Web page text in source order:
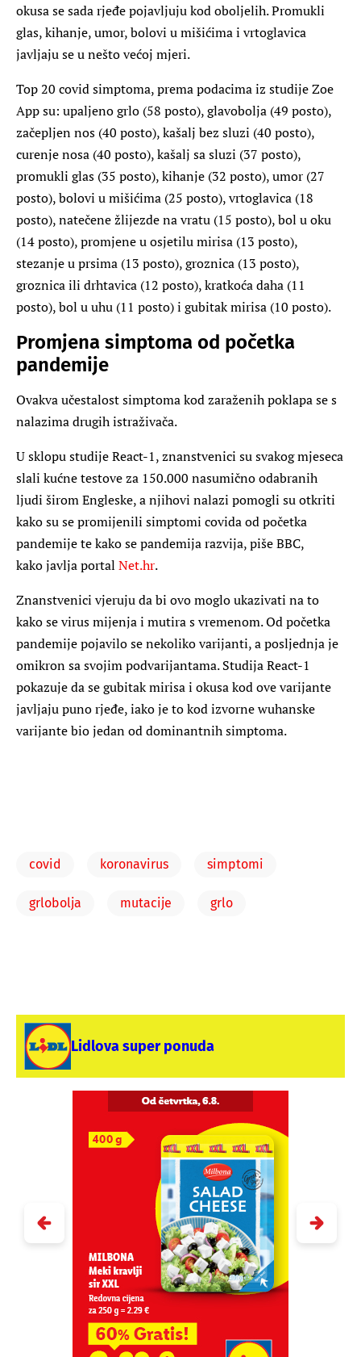
okusa se sada rjeđe pojavljuju kod oboljelih. Promukli
glas, kihanje, umor, bolovi u mišićima i vrtoglavica
javljaju se u nešto većoj mjeri.
Top 20 covid simptoma, prema podacima iz studije Zoe
App su: upaljeno grlo (58 posto), glavobolja (49 posto),
začepljen nos (40 posto), kašalj bez sluzi (40 posto),
curenje nosa (40 posto), kašalj sa sluzi (37 posto),
promukli glas (35 posto), kihanje (32 posto), umor (27
posto), bolovi u mišićima (25 posto), vrtoglavica (18
posto), natečene žlijezde na vratu (15 posto), bol u oku
(14 posto), promjene u osjetilu mirisa (13 posto),
stezanje u prsima (13 posto), groznica (13 posto),
groznica ili drhtavica (12 posto), kratkoća daha (11
posto), bol u uhu (11 posto) i gubitak mirisa (10 posto).
Promjena simptoma od početka
pandemije
Ovakva učestalost simptoma kod zaraženih poklapa se s
nalazima drugih istraživača.
U sklopu studije React-1, znanstvenici su svakog mjeseca
slali kućne testove za 150.000 nasumično odabranih
ljudi širom Engleske, a njihovi nalazi pomogli su otkriti
kako su se promijenili simptomi covida od početka
pandemije te kako se pandemija razvija, piše BBC,
kako javlja portal Net.hr.
Znanstvenici vjeruju da bi ovo moglo ukazivati na to
kako se virus mijenja i mutira s vremenom. Od početka
pandemije pojavilo se nekoliko varijanti, a posljednja je
omikron sa svojim podvarijantama. Studija React-1
pokazuje da se gubitak mirisa i okusa kod ove varijante
javljaju puno rjeđe, iako je to kod izvorne wuhanske
varijante bio jedan od dominantnih simptoma.
covid koronavirus simptomi
grlobolja mutacije grlo
Lidlova super ponuda